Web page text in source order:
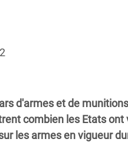
au
Crise des
d'armes et de
combien les Etats
les armes en vigueur